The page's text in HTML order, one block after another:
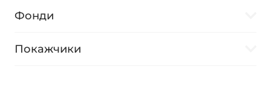
Фонди
Покажчики